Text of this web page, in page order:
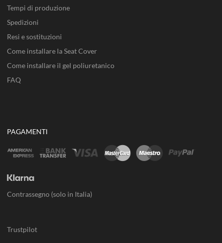
Tempi di produzione
Spedizioni
Resi e sostituzioni
Come installare la Seat Cover
Come installare il gel poliuretanico
FAQ
PAGAMENTI
Contrassegno (solo in Italia)
Trustpilot